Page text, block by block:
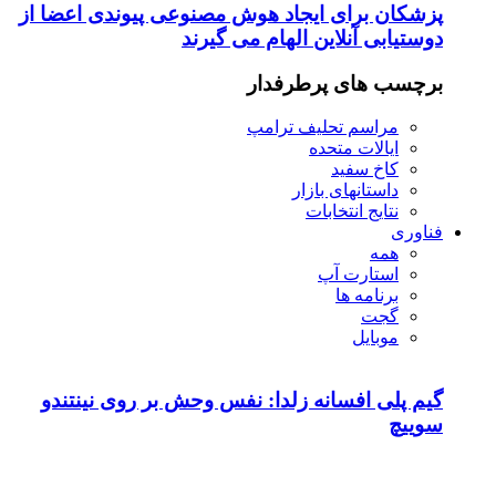
پزشکان برای ایجاد هوش مصنوعی پیوندی اعضا از
دوستیابی آنلاین الهام می گیرند
برچسب های پرطرفدار
مراسم تحلیف ترامپ
ایالات متحده
کاخ سفید
داستانهای بازار
نتایج انتخابات
فناوری
همه
استارت آپ
برنامه ها
گجت
موبایل
گیم پلی افسانه زلدا: نفس وحش بر روی نینتندو
سوییچ